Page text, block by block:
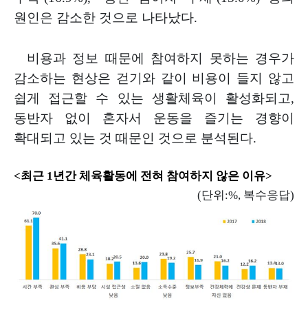
원인은 감소한 것으로 나타났다.
비용과 정보 때문에 참여하지 못하는 경우가
감소하는 현상은 걷기와 같이 비용이 들지 않고
쉽게 접근할 수 있는 생활체육이 활성화되고,
동반자 없이 혼자서 운동을 즐기는 경향이
확대되고 있는 것 때문인 것으로 분석된다.
<최근 1년간 체육활동에 전혀 참여하지 않은 이유>
(단위 :%, 복수응답)